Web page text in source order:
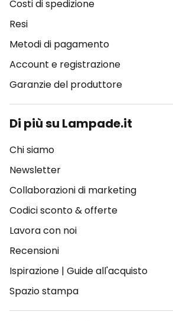
Costi di spedizione
Resi
Metodi di pagamento
Account e registrazione
Garanzie del produttore
Di più su Lampade.it
Chi siamo
Newsletter
Collaborazioni di marketing
Codici sconto & offerte
Lavora con noi
Recensioni
Ispirazione | Guide all'acquisto
Spazio stampa